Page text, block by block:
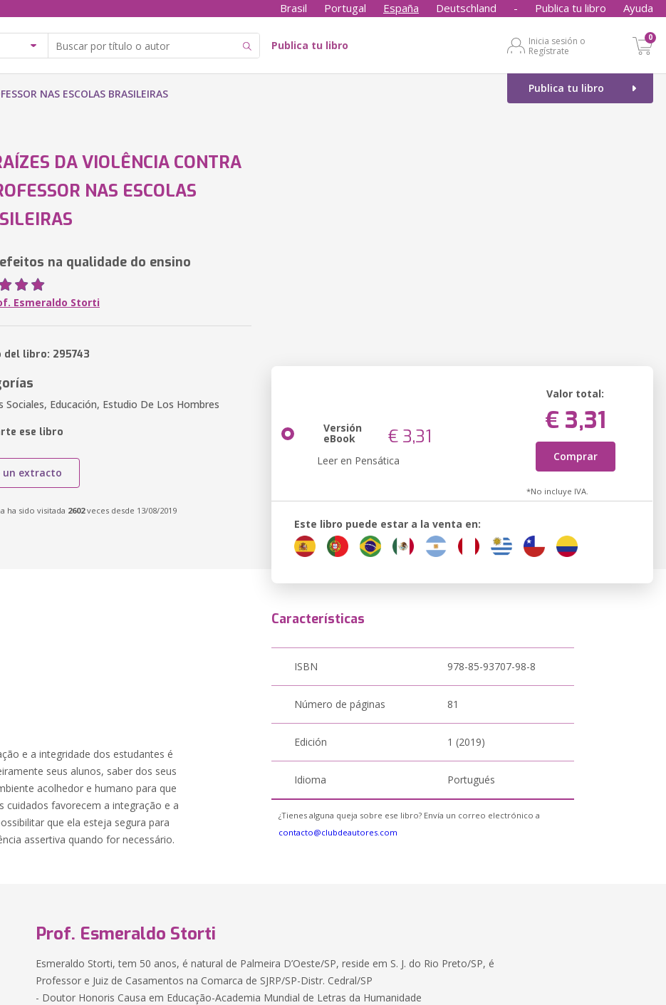
Brasil Portugal España Deutschland - Publica tu libro Ayuda
Publica tu libro
Inicia sesión o
Regístrate
0
Publica tu libro
NAS ESCOLAS BRASILEIRAS
DA VIOLÊNCIA CONTRA
NAS ESCOLAS
na qualidade do ensino
Esmeraldo Storti
del libro: 295743
Sociales, Educación, Estudio De Los Hombres
ese libro
un extracto
ha sido visitada 2602veces desde 13/08/2019
Versión
eBook € 3,31
Leer en Pensática
Valor total:
€ 3,31
Comprar
*No incluye IVA.
Este libro puede estar a la venta en:
e a integridade dos estudantes é
seus alunos, saber dos seus
acolhedor e humano para que
cuidados favorecem a integração e a
que ela esteja segura para
assertiva quando for necessário.
Características
ISBN 978-85-93707-98-8
Número de páginas 81
Edición 1 (2019)
Idioma Portugués
¿Tienes alguna queja sobre ese libro? Envía un correo electrónico a
contacto@clubdeautores.com
Prof. Esmeraldo Storti
Esmeraldo Storti, tem 50 anos, é natural de Palmeira D’Oeste/SP, reside em S. J. do Rio Preto/SP, é
Professor e Juiz de Casamentos na Comarca de SJRP/SP-Distr. Cedral/SP
- Doutor Honoris Causa em Educação-Academia Mundial de Letras da Humanidade